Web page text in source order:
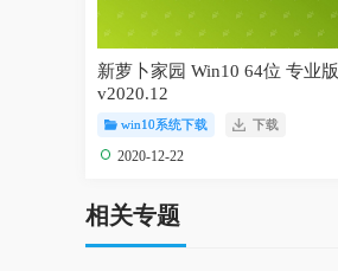
新萝卜家园 Win10 64位 专业版
v2020.12
win10系统下载 下载
2020-12-22
相关专题